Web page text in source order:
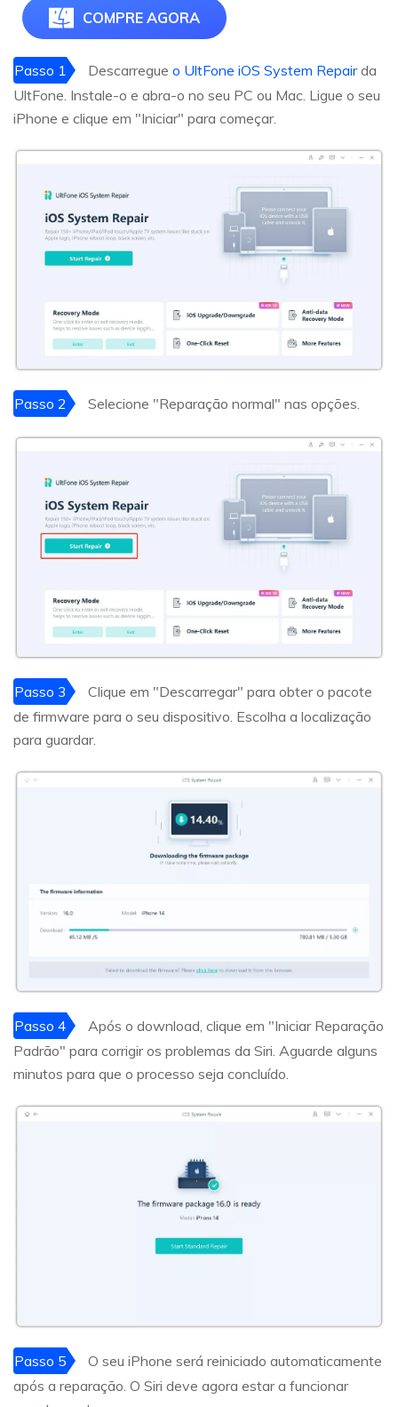
COMPRE AGORA
Passo 1 Descarregue o UltFone iOS System Repairda
UltFone. Instale-o e abra-o no seu PC ou Mac. Ligue o seu
iPhone e clique em "Iniciar" para começar.
Passo 2 Selecione "Reparação normal" nas opções.
Passo 3
Clique em "Descarregar" para obter o pacote
de firmware para o seu dispositivo. Escolha a localização
para guardar.
Passo 4
Após o download, clique em "Iniciar Reparação
Padrão" para corrigir os problemas da Siri. Aguarde alguns
minutos para que o processo seja concluído.
Passo 5
O seu iPhone será reiniciado automaticamente
após a reparação. O Siri deve agora estar a funcionar